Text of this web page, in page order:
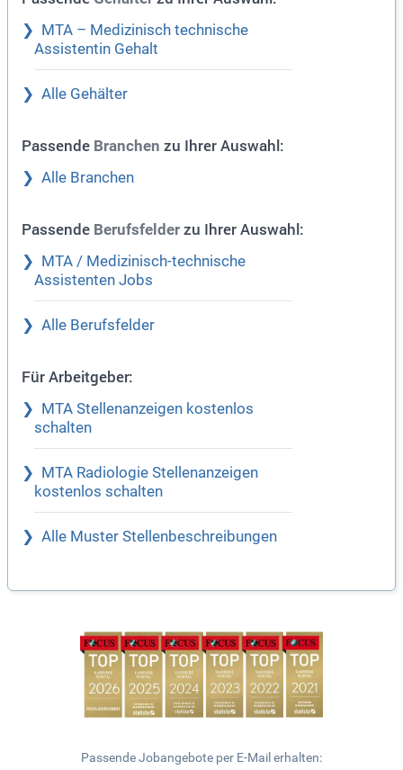
MTA – Medizinisch technische
Assistentin Gehalt
Alle Gehälter
Passende Branchen zu Ihrer Auswahl:
Alle Branchen
Passende Berufsfelder zu Ihrer Auswahl:
MTA / Medizinisch-technische
Assistenten Jobs
Alle Berufsfelder
Für Arbeitgeber:
MTA Stellenanzeigen kostenlos
schalten
MTA Radiologie Stellenanzeigen
kostenlos schalten
Alle Muster Stellenbeschreibungen
Passende Jobangebote per E-Mail erhalten: